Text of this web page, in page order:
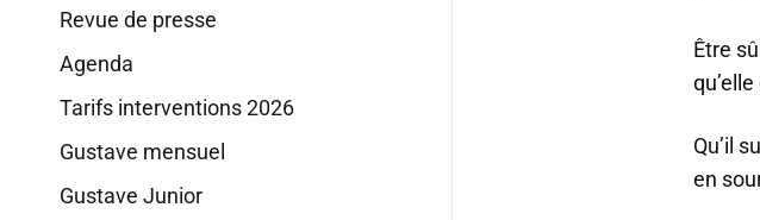
Revue de presse
Agenda
Tarifs interventions 2026
Gustave mensuel
Gustave Junior
Être
Qu’il
en